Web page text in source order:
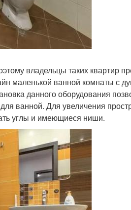
владельцы таких квартир
маленькой ванной комнаты с
данного оборудования
ванной. Для увеличения
углы и имеющиеся ниши.